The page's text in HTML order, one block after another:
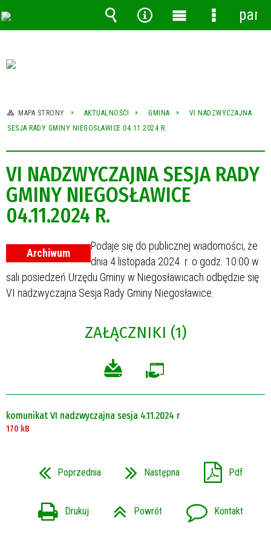
MAPA STRONY AKTUALNOŚCI GMINA
VI NADZWYCZAJNA
SESJA RADY GMINY NIEGOSŁAWICE 04.11.2024 R.
VI NADZWYCZAJNA SESJA RADY
GMINY NIEGOSŁAWICE
04.11.2024 R.
Archiwum
Podaje się do publicznej wiadomości, że
dnia 4 listopada 2024 r. o godz. 10:00 w
sali posiedzeń Urzędu Gminy w Niegosławicach odbędzie się
VI nadzwyczajna Sesja Rady Gminy Niegosławice.
ZAŁĄCZNIKI (1)
komunikat VI nadzwyczajna sesja 4.11.2024 r
170 kB
Poprzednia Następna Pdf
Drukuj Powrót Kontakt
Wyszukiwarka
Narzędzia
MenuMenu